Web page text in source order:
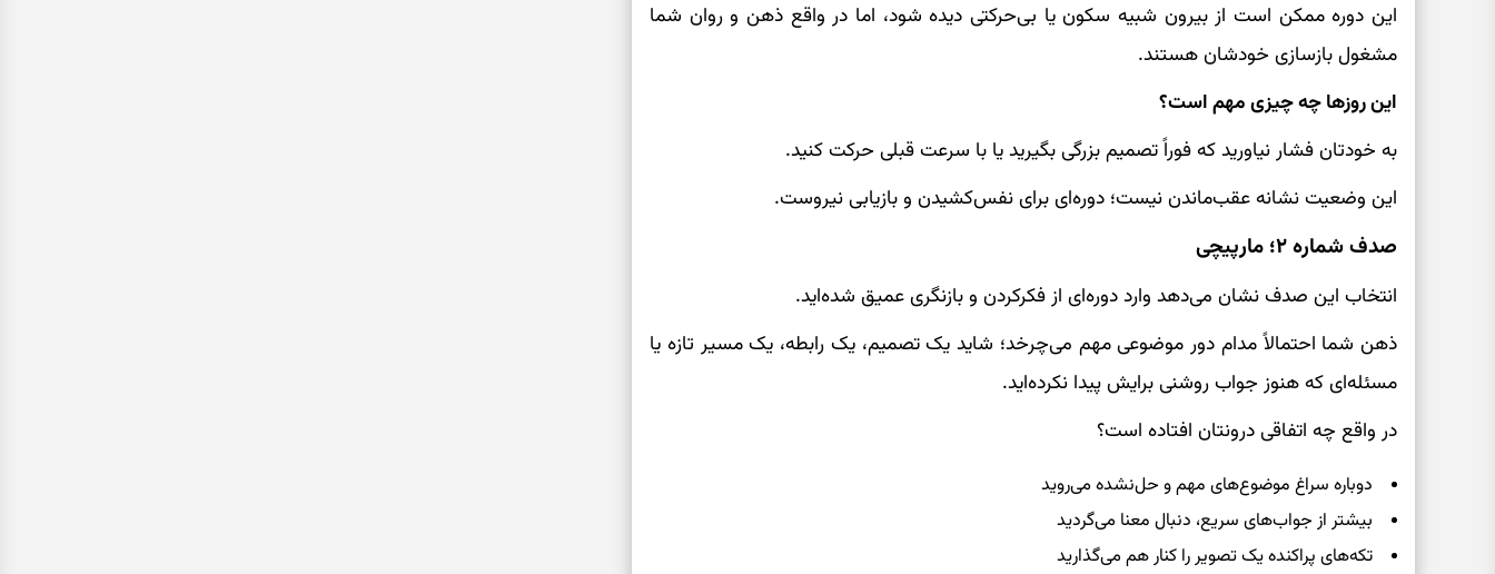
این دوره ممکن است از بیرون شبیه سکون یا بی‌حرکتی دیده شود، اما در واقع ذهن و روان شما
مشغول بازسازی خودشان هستند.
این روزها چه چیزی مهم است؟
به خودتان فشار نیاورید که فوراً تصمیم بزرگی بگیرید یا با سرعت قبلی حرکت کنید.
این وضعیت نشانه عقب‌ماندن نیست؛ دوره‌ای برای نفس‌کشیدن و بازیابی نیروست.
صدف شماره ۲؛ مارپیچی
انتخاب این صدف نشان می‌دهد وارد دوره‌ای از فکرکردن و بازنگری عمیق شده‌اید.
ذهن شما احتمالاً مدام دور موضوعی مهم می‌چرخد؛ شاید یک تصمیم، یک رابطه، یک مسیر تازه یا
مسئله‌ای که هنوز جواب روشنی برایش پیدا نکرده‌اید.
در واقع چه اتفاقی درونتان افتاده است؟
دوباره سراغ موضوع‌های مهم و حل‌نشده می‌روید
بیشتر از جواب‌های سریع، دنبال معنا می‌گردید
تکه‌های پراکنده یک تصویر را کنار هم می‌گذارید